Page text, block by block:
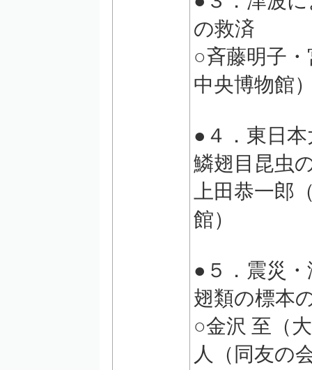
の救済
○斉藤明子
中央博物館
●４．東日
鱗翅目昆虫
上田恭一郎
館）
●５．震災
翅類の標本
○金沢 至（
人（同友の